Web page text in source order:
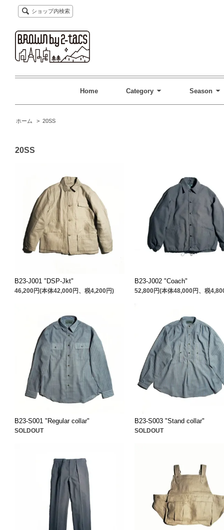
ショップ内検索
Home Category Season
ホーム > 20SS
20SS
B23-J001 "DSP-Jkt"
46,200円(本体42,000円、税4,200円)
B23-J002 "Coach"
52,800円(本体48,000円、税
B23-S001 "Regular collar"
SOLDOUT
B23-S003 "Stand collar"
SOLDOUT